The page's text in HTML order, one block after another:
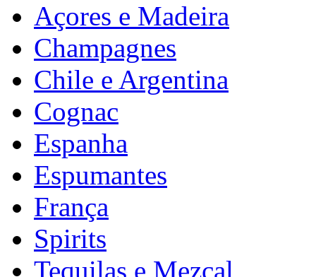
Açores e Madeira
Champagnes
Chile e Argentina
Cognac
Espanha
Espumantes
França
Spirits
Tequilas e Mezcal